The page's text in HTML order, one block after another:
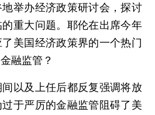
举办经济政策研讨会，探讨
重大问题。耶伦在出席今年
美国经济政策界的一个热门
融监管？
及上任后都反复强调将放
于严厉的金融监管阻碍了美